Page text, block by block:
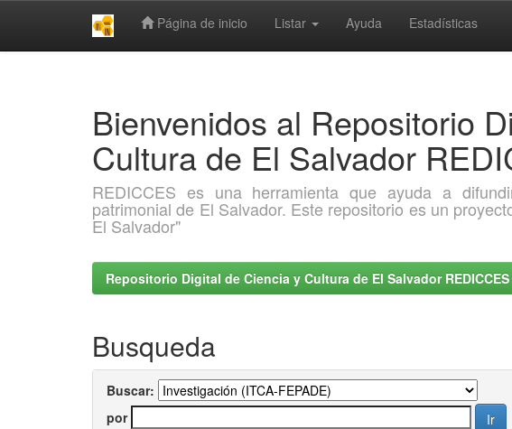
Página de inicio Listar Ayuda Estadísticas
Bienvenidos al Repositorio
Cultura de El Salvador
REDICCES es una herramienta que ayuda a
patrimonial de El Salvador. Este repositorio es un
El Salvador"
Repositorio Digital de Ciencia y Cultura de El Salvador REDICCES
Busqueda
Buscar:
por